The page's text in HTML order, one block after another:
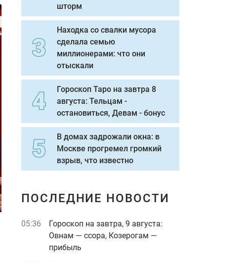
шторм
Находка со свалки мусора
сделала семью
миллионерами: что они
отыскали
Гороскоп Таро на завтра 8
августа: Тельцам -
остановиться, Девам - бонус
В домах задрожали окна: в
Москве прогремел громкий
взрыв, что известно
ПОСЛЕДНИЕ НОВОСТИ
05:36
Гороскоп на завтра, 9 августа:
Овнам — ссора, Козерогам —
прибыль